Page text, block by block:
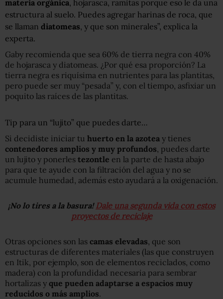
materia orgánica , hojarasca, ramitas porque eso le da una
estructura al suelo. Puedes agregar harinas de roca, que
se llaman diatomeas , y que son minerales”, explica la
experta.
Gaby recomienda que sea 60% de tierra negra con 40%
de hojarasca y diatomeas. ¿Por qué esa proporción? La
tierra negra es riquísima en nutrientes para las plantitas,
pero puede ser muy “pesada” y, con el tiempo, asfixiar un
poquito las raíces de las plantitas.
Tip para un “lujito” que puedes darte…
Si decidiste iniciar tu huerto en la azotea y tienes
contenedores amplios y muy profundos , puedes darte
un lujito y ponerles tezontle en la parte de hasta abajo
para que te ayude con la filtración del agua y no se
acumule humedad, además esto ayudará a la oxigenación.
¡No lo tires a la basura! Dale una segunda vida con estos
proyectos de reciclaje
Otras opciones son las camas elevadas , que son
estructuras de diferentes materiales (las que construyen
en Itik, por ejemplo, son de elementos reciclados, como
madera) con la profundidad necesaria para sembrar
hortalizas y que pueden adaptarse a espacios muy
reducidos o más amplios.